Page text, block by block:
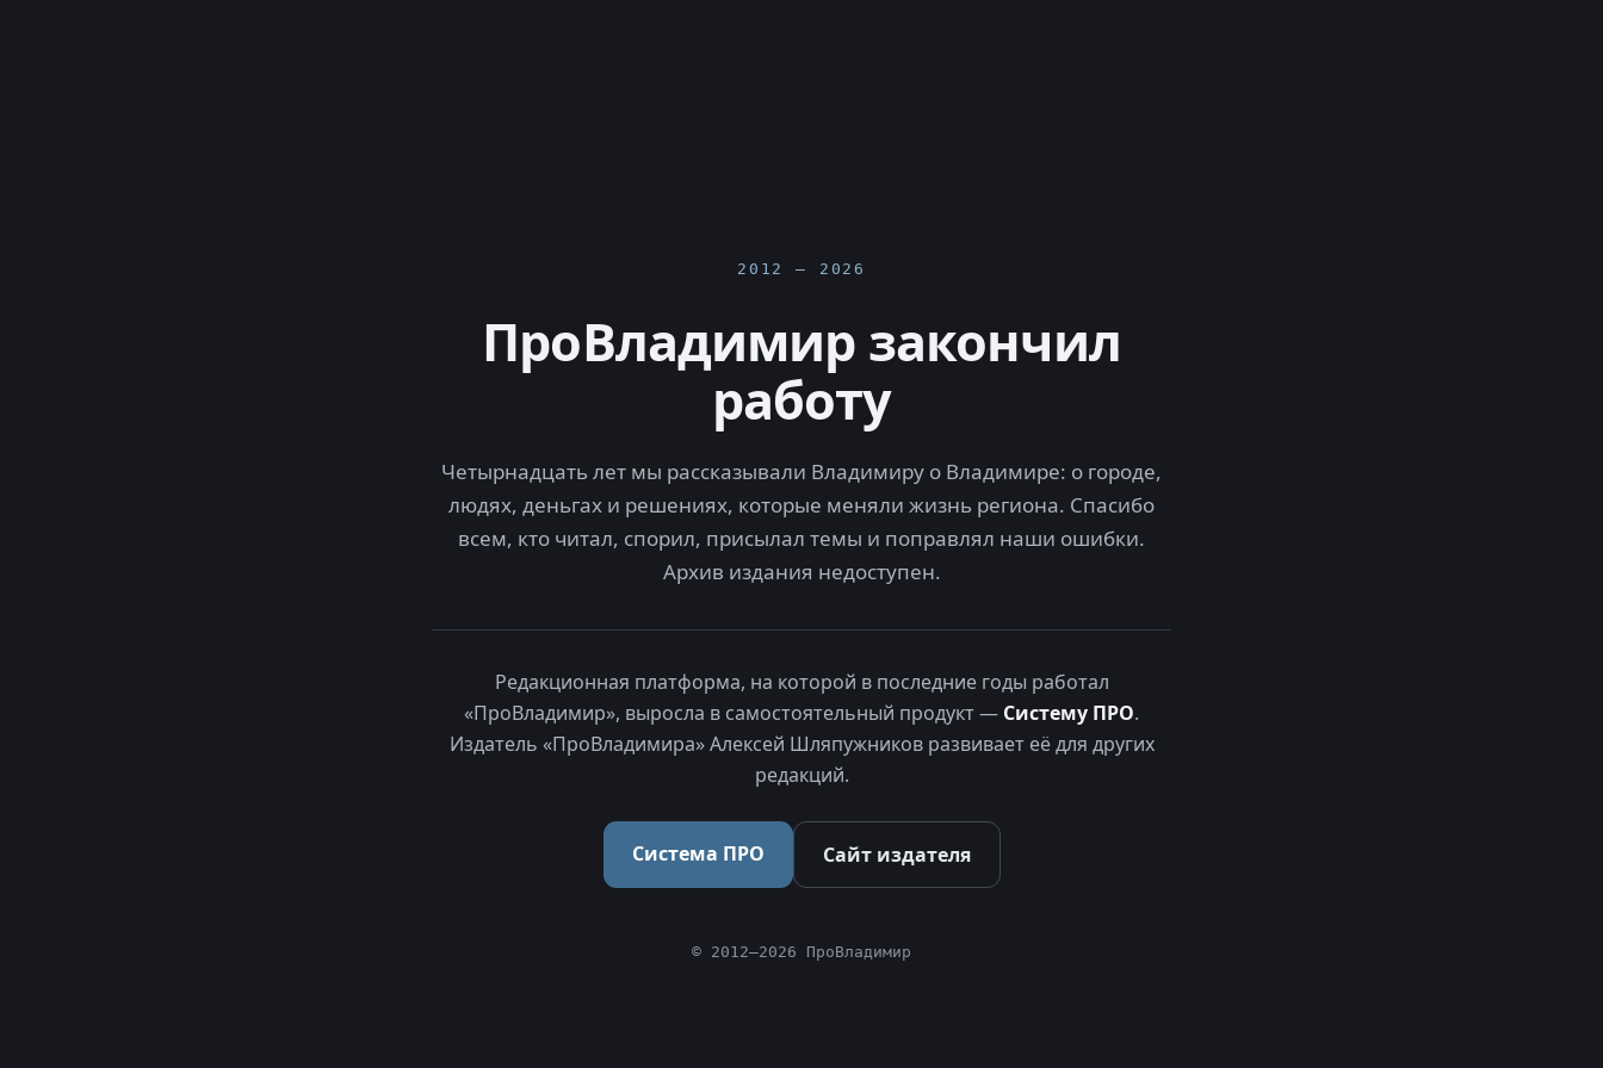
2012 — 2026
ПроВладимир закончил
работу
Четырнадцать лет мы рассказывали Владимиру о Владимире: о городе,
людях, деньгах и решениях, которые меняли жизнь региона. Спасибо
всем, кто читал, спорил, присылал темы и поправлял наши ошибки.
Архив издания недоступен.
Редакционная платформа, на которой в последние годы работал
«ПроВладимир», выросла в самостоятельный продукт — Систему ПРО.
Издатель «ПроВладимира» Алексей Шляпужников развивает её для других
редакций.
Система ПРО Сайт издателя
© 2012–2026 ПроВладимир